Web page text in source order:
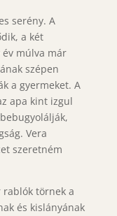
serény. A
a két
év múlva már
szépen
a gyermeket. A
apa kint izgul
Vera
szeretném
rablók törnek a
és kislányának